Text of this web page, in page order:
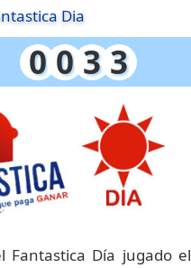
Dia
0 0 3 3
Fantastica Día jugado el